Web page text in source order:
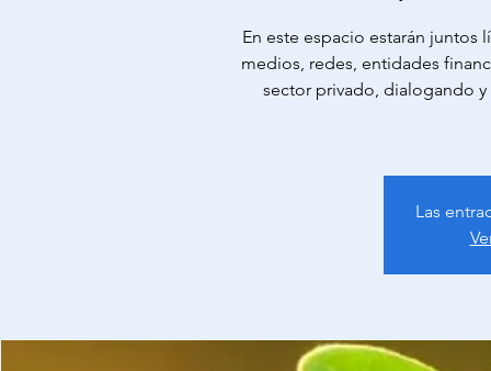
En este espacio estarán juntos
medios, redes, entidades
sector privado, dialogando
Las